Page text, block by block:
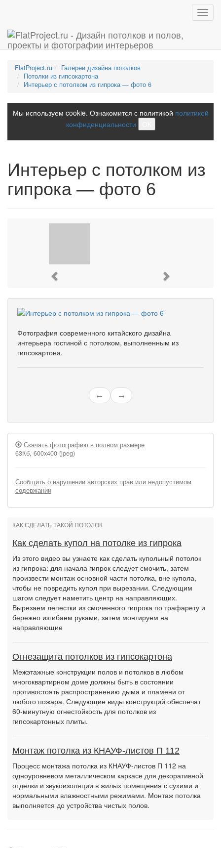
FlatProject.ru
Галереи дизайна потолков
Потолки из гипсокартона
Интерьер с потолком из гипрока — фото 6
Мы используем cookie. Ознакомится с политикой политикой
конфиденциальности
Интерьер с потолком из
гипрока — фото 6
Фотография современного китайского дизайна
интерьера гостиной с потолком, выполненным из
гипсокартона.
← →
Скачать фотографию в полном размере
63Кб, 600x400 (jpeg)
Сообщить о нарушении авторских прав или недопустимом
содержании
КАК СДЕЛАТЬ ТАКОЙ ПОТОЛОК
Как сделать купол на потолке из гипрока
Из этого видео вы узнаете как сделать купольный потолок
из гипрока: для начала гипрок следует смочить, затем
произвести монтаж основной части потолка, вне купола,
чтобы не повредить купол при вырезании. Следующим
шагом следует наметить центр на направляющих.
Вырезаем лепестки из смоченного гипрока по трафарету и
бережно изгибаем руками, затем монтируем на
направляющие
Огнезащита потолков из гипсокартона
Межэтажные конструкции полов и потолков в любом
многоквартирном доме должны быть в состоянии
противостоять распространению дыма и пламени от
любого пожара. Следующие виды конструкций обеспечат
60-минутную огнестойкость для потолков из
гипсокартонных плиты.
Монтаж потолка из КНАУФ-листов П 112
Процесс монтажа потолка из КНАУФ-листов П 112 на
одноуровневом металлическом каркасе для декоративной
отделки и звукоизоляции в жилых помещения с сухими и
нормальными влажностными режимами. Монтаж потолка
выполняется до устройства чистых полов.